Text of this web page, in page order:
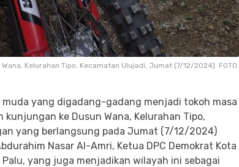
Kelurahan Tipo, Kecamatan Ulujadi, Jumat (7/12/2024). FOTO:
muda yang digadang-gadang menjadi tokoh masa
kunjungan ke Dusun Wana, Kelurahan Tipo,
yang berlangsung pada Jumat (7/12/2024)
Nasar Al-Amri, Ketua DPC Demokrat Kota
yang juga menjadikan wilayah ini sebagai